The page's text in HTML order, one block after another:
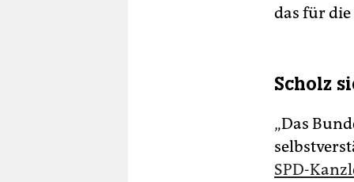
das für
Scholz
„Das
SPD-